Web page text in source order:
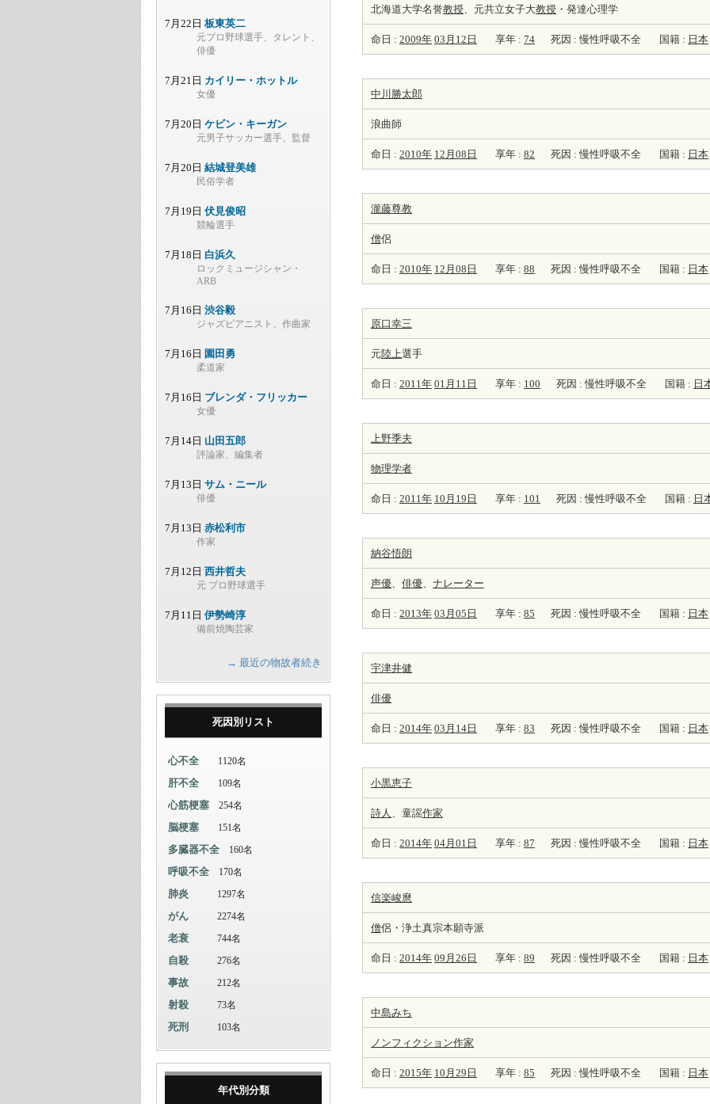
北海道大学名誉教授、元共立女子大教授 ・発達心理学
命日 : 2009年 03月12日 享年 : 74 死因 : 慢性呼吸不全 国籍 : 日本
中川勝太郎
浪曲師
命日 : 2010年 12月08日 享年 : 82 死因 : 慢性呼吸不全 国籍 : 日本
瀧藤尊教
僧侶
命日 : 2010年 12月08日 享年 : 88 死因 : 慢性呼吸不全 国籍 : 日本
原口幸三
元陸上選手
命日 : 2011年 01月11日 享年 : 100 死因 : 慢性呼吸不全 国籍 : 日
上野季夫
物理学者
命日 : 2011年 10月19日 享年 : 101 死因 : 慢性呼吸不全 国籍 : 日
納谷悟朗
声優、 俳優、 ナレーター
命日 : 2013年 03月05日 享年 : 85 死因 : 慢性呼吸不全 国籍 : 日本
宇津井健
俳優
命日 : 2014年 03月14日 享年 : 83 死因 : 慢性呼吸不全 国籍 : 日本
小黒恵子
詩人 、童謡作家
命日 : 2014年 04月01日 享年 : 87 死因 : 慢性呼吸不全 国籍 : 日本
信楽峻麿
僧侶・浄土真宗本願寺派
命日 : 2014年 09月26日 享年 : 89 死因 : 慢性呼吸不全 国籍 : 日本
中島みち
ノンフィクション作家
命日 : 2015年 10月29日 享年 : 85 死因 : 慢性呼吸不全 国籍 : 日本
7月22日 板東英二
元プロ野球選手、タレント、
俳優
7月21日 カイリー・ホットル
女優
7月20日 ケビン・キーガン
元男子サッカー選手、監督
7月20日 結城登美雄
民俗学者
7月19日 伏見俊昭
競輪選手
7月18日 白浜久
ロックミュージシャン・
ARB
7月16日 渋谷毅
ジャズピアニスト、作曲家
7月16日 園田勇
柔道家
7月16日 ブレンダ・フリッカー
女優
7月14日 山田五郎
評論家、編集者
7月13日 サム・ニール
俳優
7月13日 赤松利市
作家
7月12日 西井哲夫
元 プロ野球選手
7月11日 伊勢崎淳
備前焼陶芸家
→ 最近の物故者続き
死因別リスト
心不全 1120名
肝不全 109名
心筋梗塞 254名
脳梗塞 151名
多臓器不全 160名
呼吸不全 170名
肺炎 1297名
がん 2274名
老衰 744名
自殺 276名
事故 212名
射殺 73名
死刑 103名
年代別分類